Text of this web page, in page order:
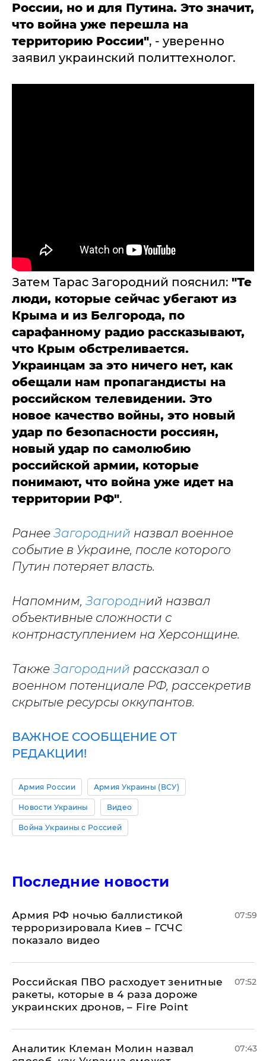
России, но и для Путина. Это значит,
что война уже перешла на
территорию России", - уверенно
заявил украинский политтехнолог.
Затем Тарас Загородний пояснил: "Те
люди, которые сейчас убегают из
Крыма и из Белгорода, по
сарафанному радио рассказывают,
что Крым обстреливается.
Украинцам за это ничего нет, как
обещали нам пропагандисты на
российском телевидении. Это
новое качество войны, это новый
удар по безопасности россиян,
новый удар по самолюбию
российской армии, которые
понимают, что война уже идет на
территории РФ".
Ранее Загородний назвал военное
событие в Украине, после которого
Путин потеряет власть.
Напомним, Загородний назвал
объективные сложности с
контрнаступлением на Херсонщине.
Также Загородний рассказал о
военном потенциале РФ, рассекретив
скрытые ресурсы оккупантов.
ВАЖНОЕ СООБЩЕНИЕ ОТ
РЕДАКЦИИ!
Армия России Армия Украины (ВСУ)
Новости Украины Видео
Война Украины с Россией
Последние новости
Армия РФ ночью баллистикой
терроризировала Киев – ГСЧС
показало видео
07:59
Российская ПВО расходует зенитные
ракеты, которые в 4 раза дороже
украинских дронов, – Fire Point
07:52
Аналитик Клеман Молин назвал
07:43